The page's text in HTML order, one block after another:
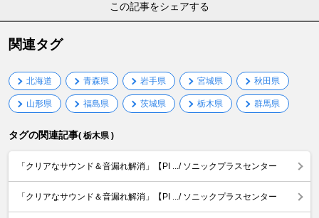
この記事をシェアする
関連タグ
北海道 青森県 岩手県 宮城県 秋田県
山形県 福島県 茨城県 栃木県 群馬県
タグの関連記事( 栃木県 )
「クリアなサウンド＆音漏れ解消」【PI .../ ソニックプラスセンター
「クリアなサウンド＆音漏れ解消」【PI .../ ソニックプラスセンター